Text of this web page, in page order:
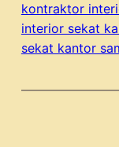
kontraktor
interior sekat
sekat kantor